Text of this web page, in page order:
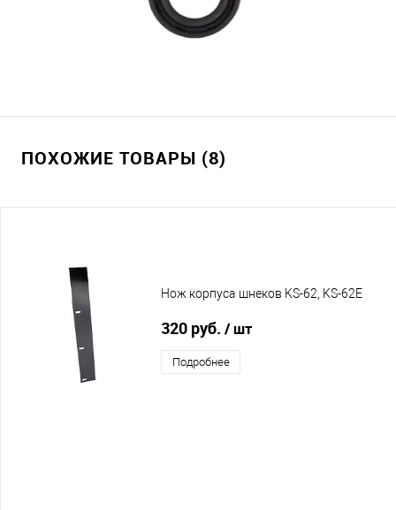
ПОХОЖИЕ ТОВАРЫ (8)
Нож корпуса шнеков KS-62, KS-62E
320 руб. / шт
Подробнее